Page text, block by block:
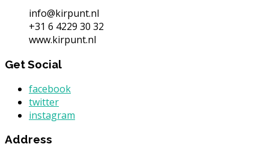
info@kirpunt.nl
+31 6 4229 30 32
www.kirpunt.nl
Get Social
facebook
twitter
instagram
Address